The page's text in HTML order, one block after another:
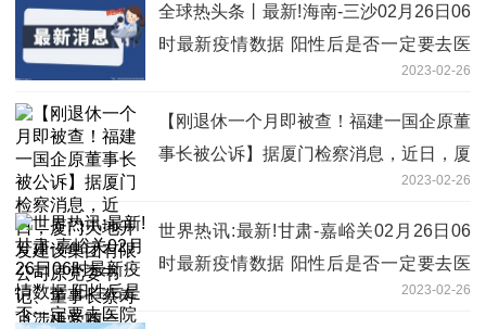
全球热头条丨最新!海南-三沙02月26日06
时最新疫情数据 阳性后是否一定要去医
2023-02-26
【刚退休一个月即被查！福建一国企原董
事长被公诉】据厦门检察消息，近日，厦
门天地开发建设集团有限公司原党委书
记、董事长蔡寿飞涉嫌受贿一案，由厦门
市人民检察院依法向厦门市中级人民法院
2023-02-26
世界热讯:最新!甘肃-嘉峪关02月26日06
时最新疫情数据 阳性后是否一定要去医
2023-02-26